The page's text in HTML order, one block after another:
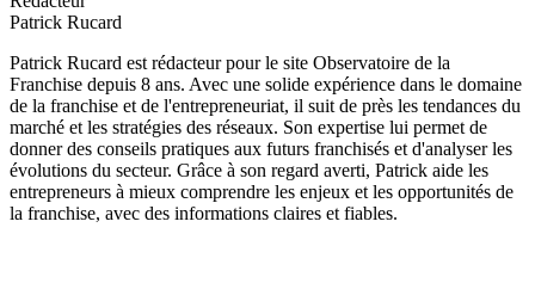
Patrick Rucard
Patrick Rucard est rédacteur pour le site Observatoire de la
Franchise depuis 8 ans. Avec une solide expérience dans le domaine
de la franchise et de l'entrepreneuriat, il suit de près les tendances du
marché et les stratégies des réseaux. Son expertise lui permet de
donner des conseils pratiques aux futurs franchisés et d'analyser les
évolutions du secteur. Grâce à son regard averti, Patrick aide les
entrepreneurs à mieux comprendre les enjeux et les opportunités de
la franchise, avec des informations claires et fiables.